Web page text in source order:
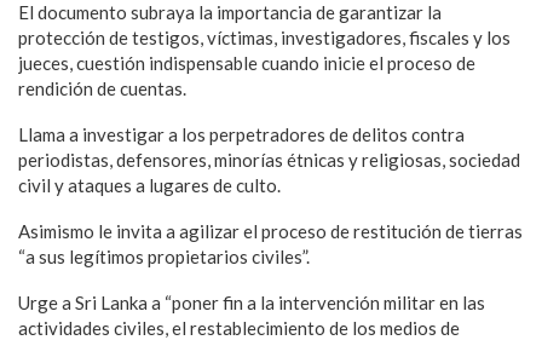
El documento subraya la importancia de garantizar la
protección de testigos, víctimas, investigadores, fiscales y los
jueces, cuestión indispensable cuando inicie el proceso de
rendición de cuentas.
Llama a investigar a los perpetradores de delitos contra
periodistas, defensores, minorías étnicas y religiosas, sociedad
civil y ataques a lugares de culto.
Asimismo le invita a agilizar el proceso de restitución de tierras
“a sus legítimos propietarios civiles”.
Urge a Sri Lanka a “poner fin a la intervención militar en las
actividades civiles, el restablecimiento de los medios de